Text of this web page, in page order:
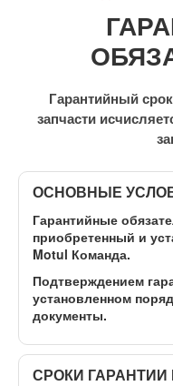
Гарантийный
запчасти
ОСНОВНЫЕ
Гарантийные
приобретенный и
Motul Команда.
Подтверждением
установленном
документы.
СРОКИ